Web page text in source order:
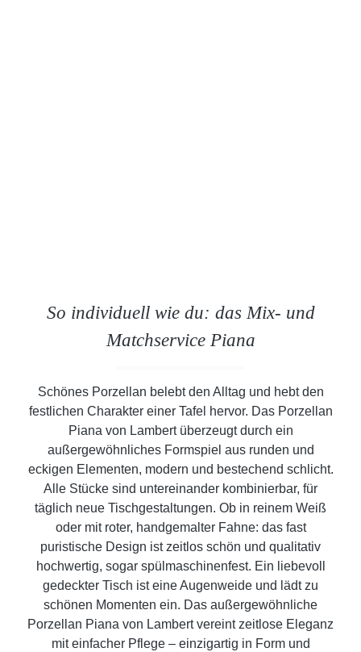
So individuell wie du: das Mix- und
Matchservice Piana
Schönes Porzellan belebt den Alltag und hebt den
festlichen Charakter einer Tafel hervor. Das Porzellan
Piana von Lambert überzeugt durch ein
außergewöhnliches Formspiel aus runden und
eckigen Elementen, modern und bestechend schlicht.
Alle Stücke sind untereinander kombinierbar, für
täglich neue Tischgestaltungen. Ob in reinem Weiß
oder mit roter, handgemalter Fahne: das fast
puristische Design ist zeitlos schön und qualitativ
hochwertig, sogar spülmaschinenfest. Ein liebevoll
gedeckter Tisch ist eine Augenweide und lädt zu
schönen Momenten ein. Das außergewöhnliche
Porzellan Piana von Lambert vereint zeitlose Eleganz
mit einfacher Pflege – einzigartig in Form und